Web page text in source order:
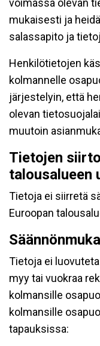
voimassa olevan
mukaisesti ja
salassapito ja
Henkilötietojen
kolmannelle
järjestelyin, että
olevan
muutoin
Tietojen
talousalueen
Tietoja ei siirretä
Euroopan
Tietoja ei
myy tai vuokraa
kolmansille
kolmansille
tapauksissa: